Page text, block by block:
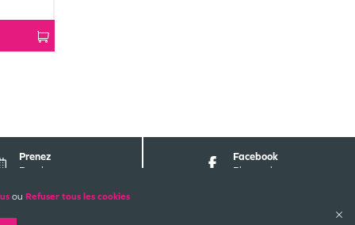
ou Refuser tous les cookies
Prenez
Rendez-vous
Facebook
Pharmabest